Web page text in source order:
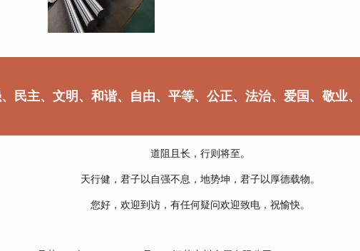
民主、文明、和谐、自由、平等、公正、法治、爱国、敬业
道阻且长，行则将至。
天行健，君子以自强不息，地势坤，君子以厚德载物。
您好，欢迎到访，有任何疑问欢迎致电，祝愉快。